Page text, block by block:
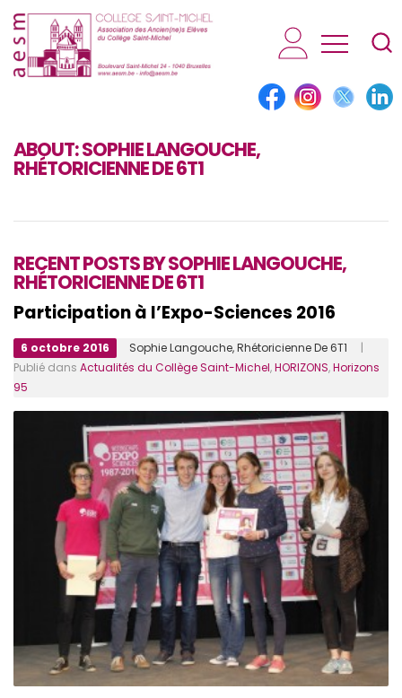
AESM...
ABOUT:SOPHIE LANGOUCHE,
RHÉTORICIENNE DE 6T1
RECENT POSTS BY SOPHIE LANGOUCHE,
RHÉTORICIENNE DE 6T1
Participation à l’Expo-Sciences 2016
6 octobre 2016 Sophie Langouche, Rhétoricienne De 6T1 |
Publié dans Actualités du Collège Saint-Michel,HORIZONS,Horizons
95